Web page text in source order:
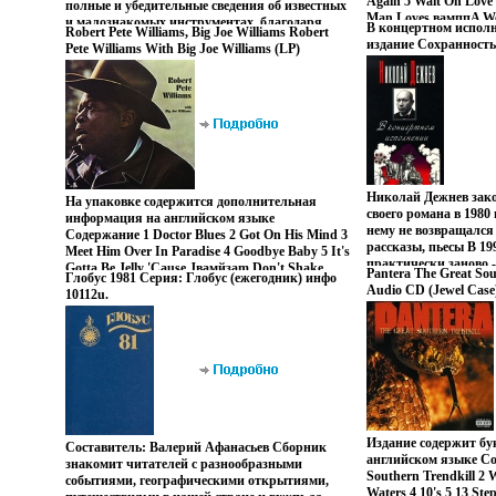
полные и убедительные сведения об известных
и малознакомых инструментах, благодаря
которым музыка не овалдадну тысячу лет
очаровывает людей в разных уголках Земли.
Robert Pete Williams, Big Joe Williams Robert
Pete Williams With Big Joe Williams (LP)
Формат: Грампластинка (LP) (Картонный
конверт) Дистрибьюторы: Pure Pleasure
Records, ООО Музыка инфо 8272z.
На упаковке содержится дополнительная
информация на английском языке
Содержание 1 Doctor Blues 2 Got On His Mind 3
Meet Him Over In Paradise 4 Goodbye Baby 5 It's
Gotta Be Jelly 'Cause Jвамйзam Don't Shake
Thataway 6 Texas Blues 7 Talkin' Blues 8
Greyhound Bus Исполнители Robert Pete
Williams Биг Джо Уильямс Big Joe Williams.
Глобус 1981 Серия: Глобус (ежегодник) инфо
10112u.
Составитель: Валерий Афанасьев Сборник
знакомит читателей с разнообразными
событиями, географическими открытиями,
неизвестную
информацию из
дипломатов,
конце ХХ - начале
поможет читателям
становления
международного,
реквсъевреационно-
она позволит
дипломатической
представителей
Написанная в форме
рассказа книга
специалистов, так и
читателей Автор
Валерий Борисович,
культуры Украины,
краевед, публицист,
академии народов
исторического
Международного
Man Loves вамппA
Love YouBut I Lied
About 11 From Now
Benson) 12 The Best
Майкл Болтон
В концертном
издание
Издательство:
переплет, 336 стр
10000 экз Формат:
13637w.
Николай Дежнев
своего романа в 1980
нему не
рассказы, пьесы В
практически заново
варианвалэщт
Герои романа
пути: Евсей отдает
Серпина ищет
некоего
делает все, чтобы
на Земле Герои
как жить? Ареной их
становятся самые
моменты русской
может склонить
сторону - Любовь
Николай Борисович
Pantera The Great
Audio CD (Jewel
Eastwest Records,
Фирма "Никитин"
товары инфо 4980r.
Издание содержит
английском языке
Southern Trendkill 2
Waters 4 10's 5 13